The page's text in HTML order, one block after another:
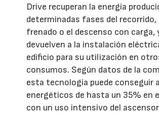
Drive recuperan la energía
determinadas fases del recorrido,
frenado o el descenso con carga,
devuelven a la instalación
edificio para su utilización en
consumos. Según datos de la
esta tecnología puede conseguir
energéticos de hasta un 35% en
con un uso intensivo del